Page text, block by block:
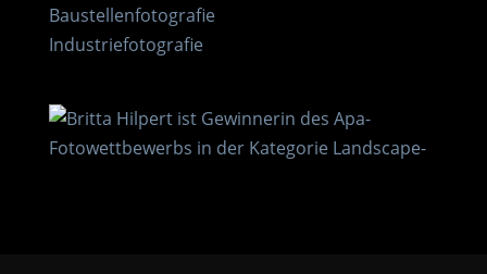
Baustellenfotografie
Industriefotografie